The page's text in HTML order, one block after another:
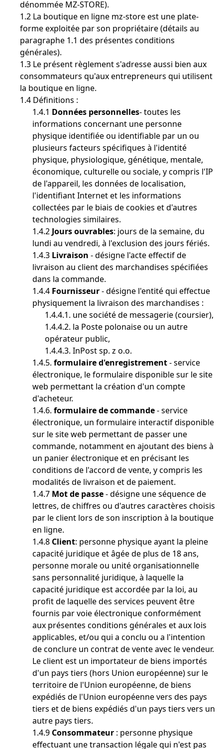
dénommée MZ-STORE).
1.2 La boutique en ligne mz-store est une plate-
forme exploitée par son propriétaire (détails au
paragraphe 1.1 des présentes conditions
générales).
1.3 Le présent règlement s'adresse aussi bien aux
consommateurs qu'aux entrepreneurs qui utilisent
la boutique en ligne.
1.4 Définitions :
1.4.1
Données personnelles- toutes les
informations concernant une personne
physique identifiée ou identifiable par un ou
plusieurs facteurs spécifiques à l'identité
physique, physiologique, génétique, mentale,
économique, culturelle ou sociale, y compris l'IP
de l'appareil, les données de localisation,
l'identifiant Internet et les informations
collectées par le biais de cookies et d'autres
technologies similaires.
1.4.2 Jours ouvrables: jours de la semaine, du
lundi au vendredi, à l'exclusion des jours fériés.
1.4.3
Livraison - désigne l'acte effectif de
livraison au client des marchandises spécifiées
dans la commande.
1.4.4 Fournisseur - désigne l'entité qui effectue
physiquement la livraison des marchandises :
1.4.4.1. une société de messagerie (coursier),
1.4.4.2. la Poste polonaise ou un autre
opérateur public,
1.4.4.3. InPost sp. z o.o.
1.4.5. formulaire d'enregistrement - service
électronique, le formulaire disponible sur le site
web permettant la création d'un compte
d'acheteur.
1.4.6. formulaire de commande - service
électronique, un formulaire interactif disponible
sur le site web permettant de passer une
commande, notamment en ajoutant des biens à
un panier électronique et en précisant les
conditions de l'accord de vente, y compris les
modalités de livraison et de paiement.
1.4.7 Mot de passe - désigne une séquence de
lettres, de chiffres ou d'autres caractères choisis
par le client lors de son inscription à la boutique
en ligne.
1.4.8 Client: personne physique ayant la pleine
capacité juridique et âgée de plus de 18 ans,
personne morale ou unité organisationnelle
sans personnalité juridique, à laquelle la
capacité juridique est accordée par la loi, au
profit de laquelle des services peuvent être
fournis par voie électronique conformément
aux présentes conditions générales et aux lois
applicables, et/ou qui a conclu ou a l'intention
de conclure un contrat de vente avec le vendeur.
Le client est un importateur de biens importés
d'un pays tiers (hors Union européenne) sur le
territoire de l'Union européenne, de biens
expédiés de l'Union européenne vers des pays
tiers et de biens expédiés d'un pays tiers vers un
autre pays tiers.
1.4.9 Consommateur : personne physique
effectuant une transaction légale qui n'est pas